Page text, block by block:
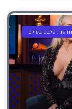
חדשות סלבס בעולם